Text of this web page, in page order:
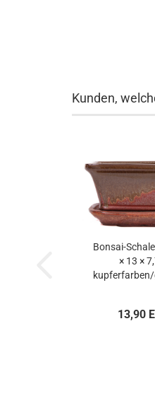
Kunden,
Bonsai-
× 13 ×
13,90